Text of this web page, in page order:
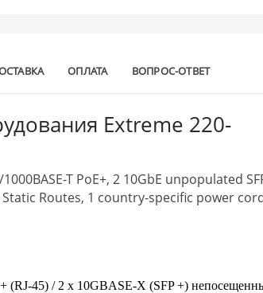
ОПЛАТА ВОПРОС-ОТВЕТ
Extreme 220-
T PoE+, 2 10GbE unpopulated
Static Routes, 1 country-specific power
(RJ-45) / 2 x 10GBASE-X (SFP +)